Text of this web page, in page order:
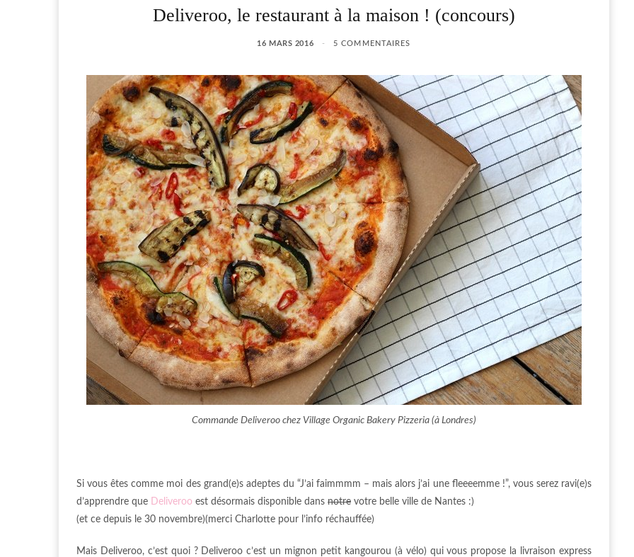
Deliveroo, le restaurant à la maison ! (concours)
16 MARS 2016 5 COMMENTAIRES
Commande Deliveroo chez Village Organic Bakery Pizzeria (à Londres)
Si vous êtes comme moi des grand(e)s adeptes du “J’ai faimmmm – mais alors j’ai une fleeeemme !”, vous serez ravi(e)s
d’apprendre que Deliveroo est désormais disponible dans notre votre belle ville de Nantes :)
(et ce depuis le 30 novembre)(merci Charlotte pour l’info réchauffée)
Mais Deliveroo, c’est quoi ? Deliveroo c’est un mignon petit kangourou (à vélo) qui vous propose la livraison express